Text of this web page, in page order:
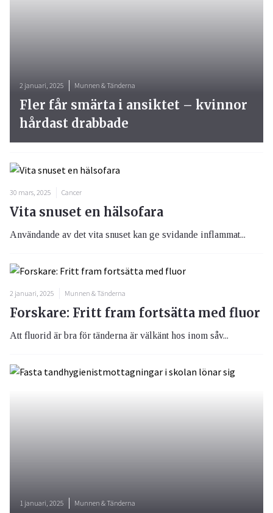
30 mars, 2025 Cancer
Vita snuset en hälsofara
Användande av det vita snuset kan ge svidande inflammat...
2 januari, 2025 Munnen & Tänderna
Forskare: Fritt fram fortsätta med fluor
Att fluorid är bra för tänderna är välkänt hos inom såv...
2 januari, 2025 Munnen & Tänderna
Fler får smärta i ansiktet – kvinnor
hårdast drabbade
1 januari, 2025 Munnen & Tänderna